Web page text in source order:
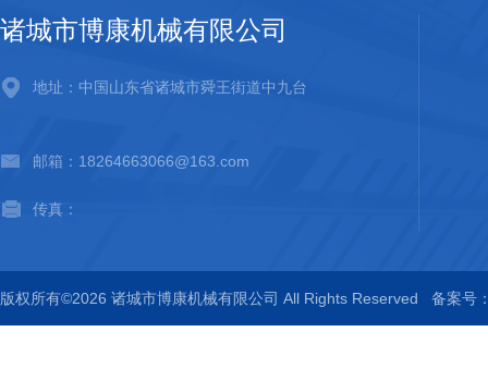
诸城市博康机械有限公司
地址：中国山东省诸城市舜王街道中九台
邮箱：18264663066@163.com
传真：
版权所有©2026 诸城市博康机械有限公司 All Rights Reserved 备案号